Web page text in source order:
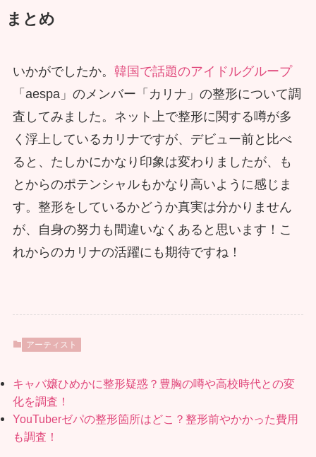
まとめ
いかがでしたか。 韓国で話題のアイドルグループ
「aespa」のメンバー「カリナ」の整形について調
査してみました。ネット上で整形に関する噂が多
く浮上しているカリナですが、デビュー前と比べ
ると、たしかにかなり印象は変わりましたが、も
とからのポテンシャルもかなり高いように感じま
す。整形をしているかどうか真実は分かりません
が、自身の努力も間違いなくあると思います！こ
れからのカリナの活躍にも期待ですね！
アーティスト
キャバ嬢ひめかに整形疑惑？豊胸の噂や高校時代との変
化を調査！
YouTuberゼパの整形箇所はどこ？整形前やかかった費用
も調査！